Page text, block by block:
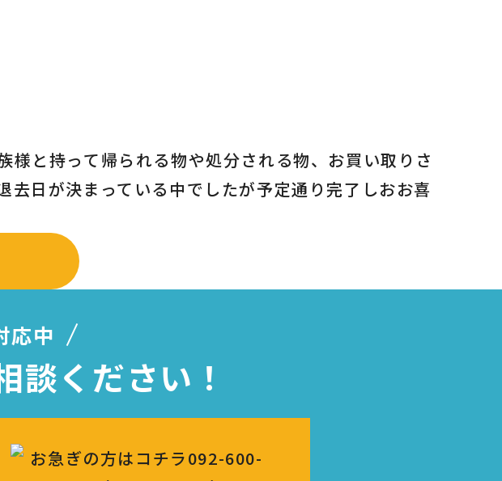
と持って帰られる物や処分される物、お買い取りさ
日が決まっている中でしたが予定通り完了しおお喜
応中
談ください！